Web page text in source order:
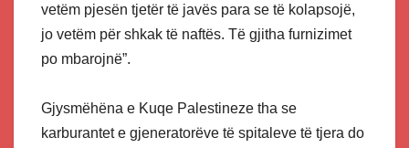
vetëm pjesën tjetër të javës para se të kolapsojë,
jo vetëm për shkak të naftës. Të gjitha furnizimet
po mbarojnë”.
Gjysmëhëna e Kuqe Palestineze tha se
karburantet e gjeneratorëve të spitaleve të tjera do